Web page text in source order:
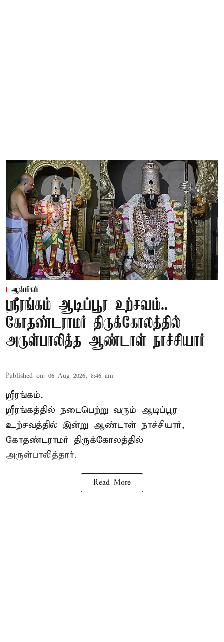
ஆன்மிகம்
ஸ்ரீரங்கம் ஆடிப்பூர உற்சவம்..
கோதண்டராமர் திருக்கோலத்தில்
அருள்பாலித்த ஆண்டாள் நாச்சியார்
Published on: 06 Aug 2026, 8:46 am
ஸ்ரீரங்கம்,
ஸ்ரீரங்கத்தில் நடைபெற்று வரும் ஆடிப்பூர
உற்சவத்தில் இன்று ஆண்டாள் நாச்சியார்,
கோதண்டராமர் திருக்கோலத்தில்
அருள்பாலித்தார்.
Read More